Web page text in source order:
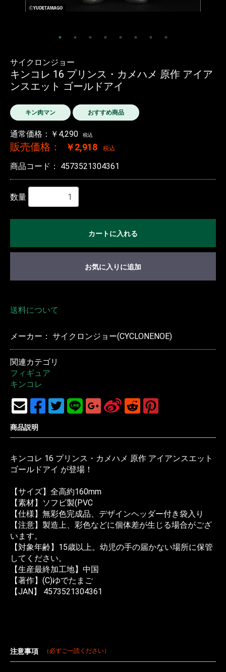
サイクロンジョー
キンコレ 16 プリンス・カメハメ 原作 アイア
ンスエット ゴールドアイ
キン肉マン おすすめ商品
通常価格：￥4,290 税込
販売価格： ￥2,918 税込
商品コード： 4573521304361
数量
カートに入れる
お気に入りに追加
送料について
メーカー： サイクロンジョー(CYCLONENOE)
関連カテゴリ
フィギュア
キンコレ
商品説明
キンコレ 16 プリンス・カメハメ 原作 アイアンスエット
ゴールドアイ が登場！
【サイズ】全高約160mm
【素材】ソフビ製(PVC
【仕様】無彩色完成品、デザインヘッダー付き袋入り
【注意】製造上、彩色などに個体差が生じる場合がござ
います。
【対象年齢】15歳以上。幼児の手の届かない場所に保管
してください。
【生産最終加工地】中国
【著作】(C)ゆでたまご
【JAN】 4573521304361
注意事項 （必ずご一読ください）